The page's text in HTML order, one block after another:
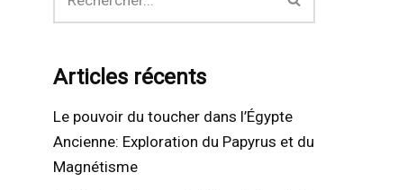
Articles récents
Le pouvoir du toucher dans l’Égypte
Ancienne: Exploration du Papyrus et du
Magnétisme